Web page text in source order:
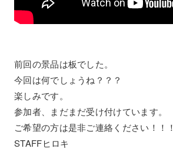
前回の景品は板でした。
今回は何でしょうね？？？
楽しみです。
参加者、まだまだ受け付けています。
ご希望の方は是非ご連絡ください！！！
STAFFヒロキ